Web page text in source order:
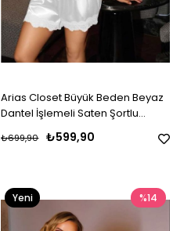
Arias Closet Büyük Beden Beyaz
Dantel İşlemeli Saten Şortlu
₺599,90
₺699,90
%14
Yeni